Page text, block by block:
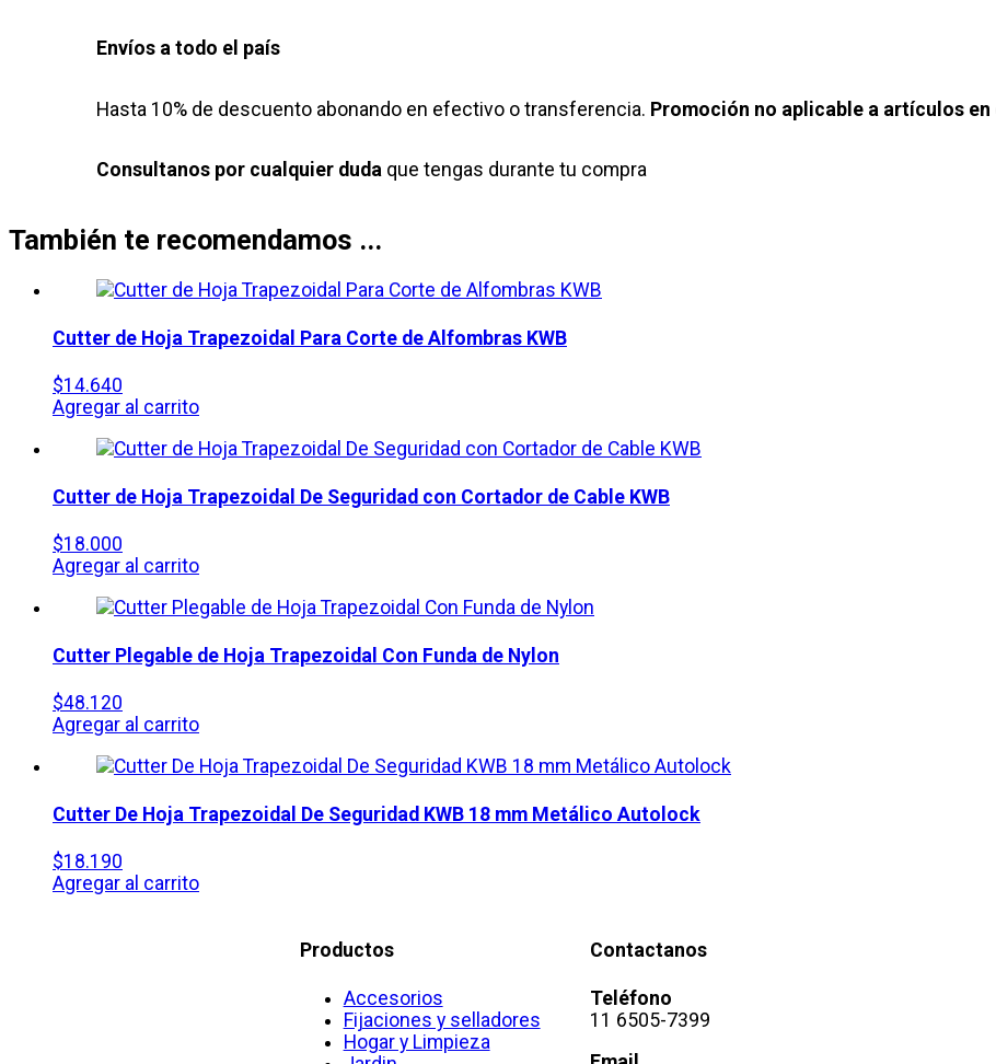
Envíos a todo el país
Hasta 10% de descuento abonando en efectivo o transferencia. Promoción no aplicable a artículos
Consultanos por cualquier duda que tengas durante tu compra
También te recomendamos ...
Cutter de Hoja Trapezoidal Para Corte de Alfombras KWB
$14.640
Agregar al carrito
Cutter de Hoja Trapezoidal De Seguridad con Cortador de Cable KWB
$18.000
Agregar al carrito
Cutter Plegable de Hoja Trapezoidal Con Funda de Nylon
$48.120
Agregar al carrito
Cutter De Hoja Trapezoidal De Seguridad KWB 18 mm Metálico Autolock
$18.190
Agregar al carrito
Productos
Accesorios
Fijaciones y selladores
Hogar y Limpieza
Contactanos
Teléfono
11 6505-7399